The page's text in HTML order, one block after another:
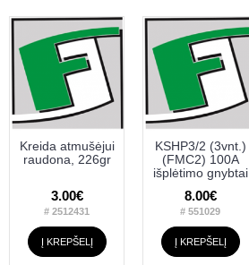
Kreida atmušėjui
raudona, 226gr
3.00€
# 2512431
Į KREPŠELĮ
KSHP3/2 (3vnt.)
(FMC2) 100A
išplėtimo gnybtai
8.00€
# 551029
Į KREPŠELĮ